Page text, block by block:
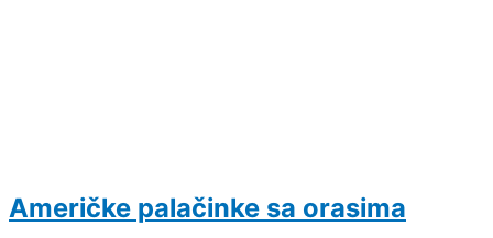
Američke palačinke sa orasima